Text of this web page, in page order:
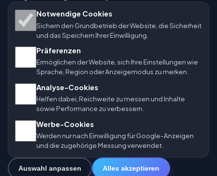
Unsere Wetterseiten:
🇨🇿 Tschechien 🇭🇷 Kroatien 🇧🇬 Bulgarien
🇩🇪🇦🇹🇨🇭 Deutschland / Österreich / Schweiz
🌎 Lateinamerika und Spanien 🇮🇳 Süd- und Südostasien
🌍 Internationales Wetternetzwerk
Betreiber: Spolek Minizoo.cz z.s. | Vereins-Nr.: 21135550
info@vorhersage.online
© 2026 Vorhersage Online · Daten: Open-Meteo (ECMWF, ICON) ·
BrightSky · OpenWeatherMap · Warnungen: GeoSphere Austria
Notwendige Cookies
Sichern den Grundbetrieb der Website, die Sicherheit
und das Speichern Ihrer Einwilligung.
Präferenzen
Ermöglichen der Website, sich Ihre Einstellungen wie
Sprache, Region oder Anzeigemodus zu merken.
Analyse-Cookies
Helfen dabei, Reichweite zu messen und Inhalte
sowie Performance zu verbessern.
Werbe-Cookies
Werden nur nach Einwilligung für Google-Anzeigen
und die zugehörige Messung verwendet.
Auswahl anpassen Alles akzeptieren